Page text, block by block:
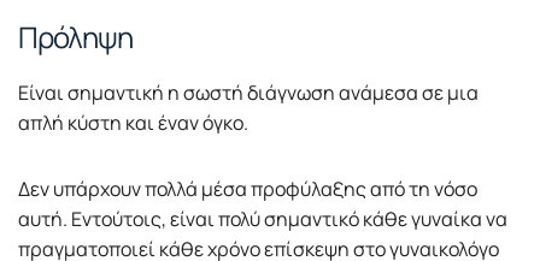
Πρόληψη
Είναι σημαντική η σωστή διάγνωση ανάμεσα σε μια
απλή κύστη και έναν όγκο.
Δεν υπάρχουν πολλά μέσα προφύλαξης από τη νόσο
αυτή. Εντούτοις, είναι πολύ σημαντικό κάθε γυναίκα να
πραγματοποιεί κάθε χρόνο επίσκεψη στο γυναικολόγο